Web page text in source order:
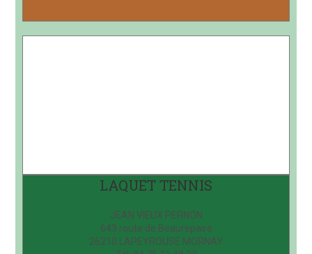
LAQUET TENNIS
JEAN VIEUX PERNON
643 route de Beaurepaire
26210 LAPEYROUSE MORNAY